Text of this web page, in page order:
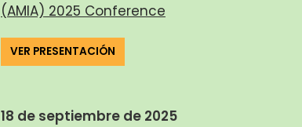
(AMIA) 2025 Conference
VER PRESENTACIÓN
18 de septiembre de 2025